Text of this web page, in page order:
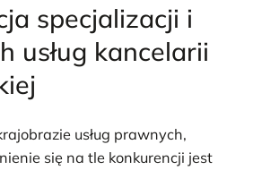
specjalizacji i
usług kancelarii
usług prawnych,
się na tle konkurencji jest